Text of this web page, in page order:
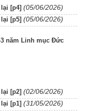
[p4] (05/06/2026)
[p5] (05/06/2026)
năm Linh mục Đức
[p2] (02/06/2026)
[p1] (31/05/2026)